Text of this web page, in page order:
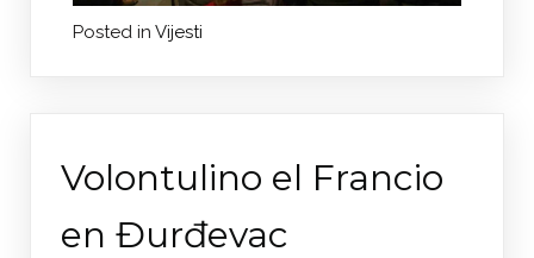
Posted in Vijesti
Volontulino el Francio
en Đurđevac